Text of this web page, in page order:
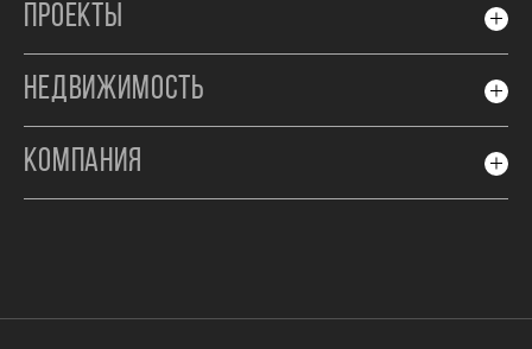
ПРОЕКТЫ
НЕДВИЖИМОСТЬ
КОМПАНИЯ